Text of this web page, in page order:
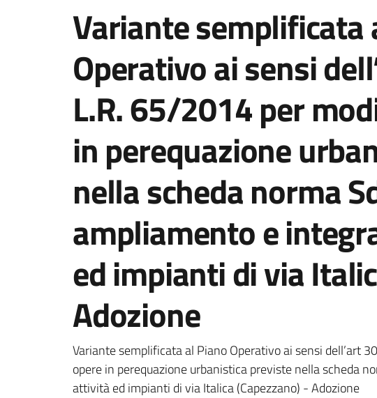
Variante semplificata
Operativo ai sensi
L.R. 65/2014 per
in perequazione
nella scheda norma
ampliamento e
ed impianti di via
Adozione
Dettagli del documento
Variante semplificata al Piano Operativo ai sensi dell’art
opere in perequazione urbanistica previste nella scheda
attività ed impianti di via Italica (Capezzano) - Adozione